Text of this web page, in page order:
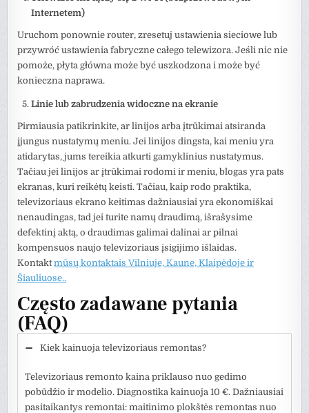
Internetem)
Uruchom ponownie router, zresetuj ustawienia sieciowe lub
przywróć ustawienia fabryczne całego telewizora. Jeśli nic nie
pomoże, płyta główna może być uszkodzona i może być
konieczna naprawa.
Linie lub zabrudzenia widoczne na ekranie
Pirmiausia patikrinkite, ar linijos arba įtrūkimai atsiranda
įjungus nustatymų meniu. Jei linijos dingsta, kai meniu yra
atidarytas, jums tereikia atkurti gamyklinius nustatymus.
Tačiau jei linijos ar įtrūkimai rodomi ir meniu, blogas yra pats
ekranas, kuri reikėtų keisti. Tačiau, kaip rodo praktika,
televizoriaus ekrano keitimas dažniausiai yra ekonomiškai
nenaudingas, tad jei turite namų draudimą, išrašysime
defektinį aktą, o draudimas galimai dalinai ar pilnai
kompensuos naujo televizoriaus įsigijimo išlaidas.
Kontaktmūsų kontaktais Vilniuje, Kaune, Klaipėdoje ir
Šiauliuose..
Często zadawane pytania
(FAQ)
Kiek kainuoja televizoriaus remontas?
Televizoriaus remonto kaina priklauso nuo gedimo
pobūdžio ir modelio. Diagnostika kainuoja 10 €. Dažniausiai
pasitaikantys remontai: maitinimo plokštės remontas nuo